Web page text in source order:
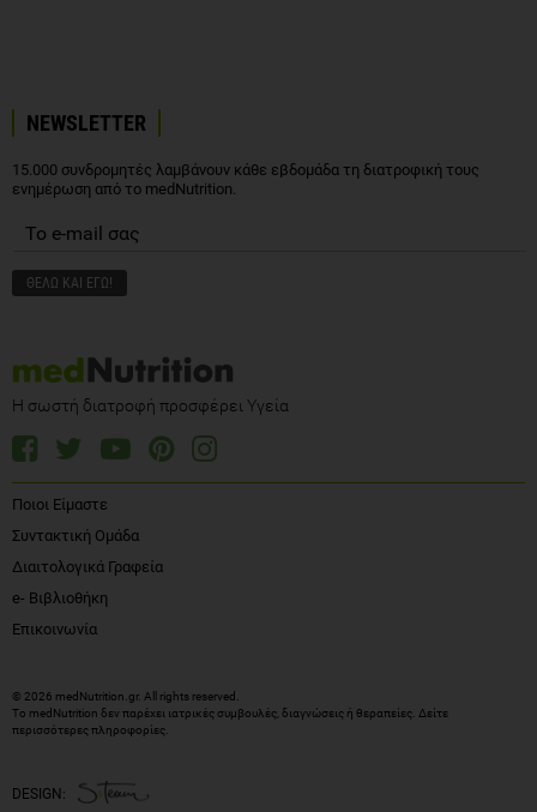
NEWSLETTER
15.000 συνδρομητές λαμβάνουν κάθε εβδομάδα τη διατροφική τους
ενημέρωση από το medNutrition.
Η σωστή διατροφή προσφέρει Υγεία
Ποιοι Είμαστε
Συντακτική Ομάδα
Διαιτολογικά Γραφεία
e- Βιβλιοθήκη
Επικοινωνία
© 2026 medNutrition.gr. All rights reserved.
Το medNutrition δεν παρέχει ιατρικές συμβουλές, διαγνώσεις ή θεραπείες. Δείτε
περισσότερες πληροφορίες
DESIGN: